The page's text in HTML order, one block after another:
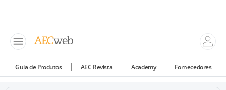
Guia de Produtos AEC Revista Academy Fornecedores